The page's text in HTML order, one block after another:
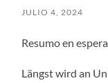
JULIO 4, 2024
Resumo en
Längst wird an